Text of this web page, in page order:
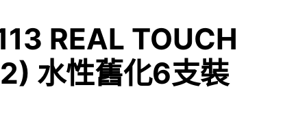
REAL TOUCH
水性舊化6支裝